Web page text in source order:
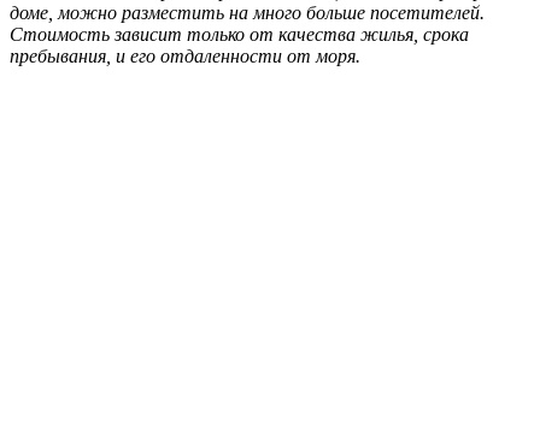
доме, можно разместить на много больше посетителей.
Стоимость зависит только от качества жилья, срока
пребывания, и его отдаленности от моря.